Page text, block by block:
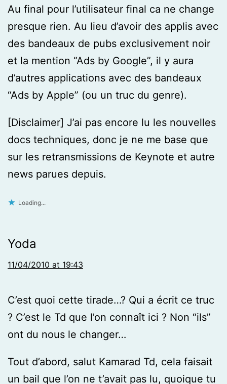
Au final pour l’utilisateur final ca ne change
presque rien. Au lieu d’avoir des applis avec
des bandeaux de pubs exclusivement noir
et la mention “Ads by Google”, il y aura
d’autres applications avec des bandeaux
“Ads by Apple” (ou un truc du genre).
[Disclaimer] J’ai pas encore lu les nouvelles
docs techniques, donc je ne me base que
sur les retransmissions de Keynote et autre
news parues depuis.
Loading...
Yoda
11/04/2010 at 19:43
C’est quoi cette tirade…? Qui a écrit ce truc
? C’est le Td que l’on connaît ici ? Non “ils”
ont du nous le changer…
Tout d’abord, salut Kamarad Td, cela faisait
un bail que l’on ne t’avait pas lu, quoique tu